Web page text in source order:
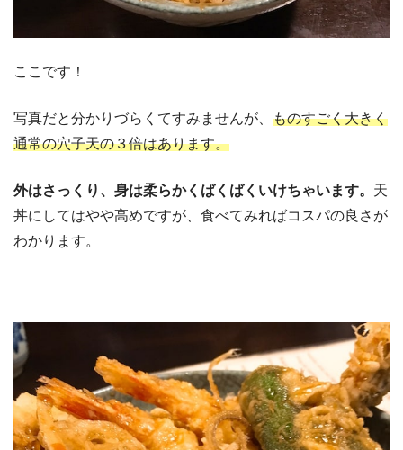
ここです！
写真だと分かりづらくてすみませんが、 ものすごく大きく
通常の穴子天の３倍はあります。
外はさっくり、身は柔らかくばくばくいけちゃいます。 天
丼にしてはやや高めですが、食べてみればコスパの良さが
わかります。